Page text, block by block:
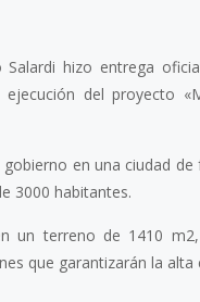
hizo entrega
del proyecto
en una ciudad
3000 habitantes.
un terreno de 1410
que garantizarán la alta